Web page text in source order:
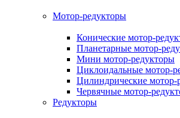
Мотор-редукторы
Конические мотор-
Планетарные мотор-
Мини мотор-редукторы
Циклоидальные мотор-
Цилиндрические мотор-
Червячные мотор-
Редукторы